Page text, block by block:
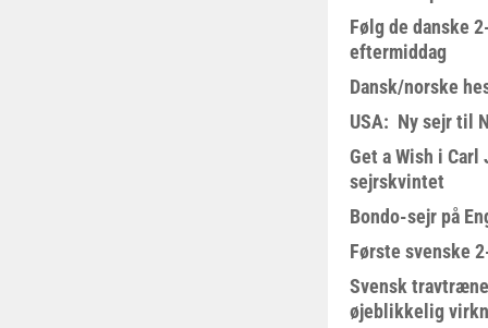
Følg de danske
eftermiddag
Dansk/norske
USA: Ny sejr til
Get a Wish i Carl
sejrskvintet
Bondo-sejr på
Første svenske
Svensk
øjeblikkelig